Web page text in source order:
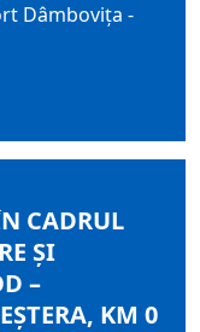
Dâmboviţa -
CADRUL
ŞI
–
KM 0